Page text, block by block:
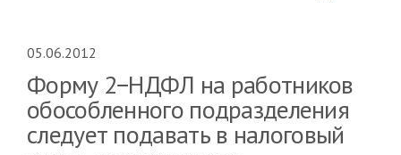
05.06.2012
Форму 2−НДФЛ на работников
обособленного подразделения
следует подавать в налоговый